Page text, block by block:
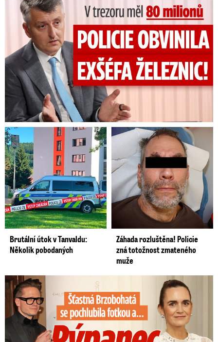
Brutální útok v Tanvaldu:
Několik pobodaných
Záhada rozluštěna! Policie
zná totožnost zmateného
muže
Šťastná Brzobohatá se pochlubila fotkou: Rýpanec od Ondřeje